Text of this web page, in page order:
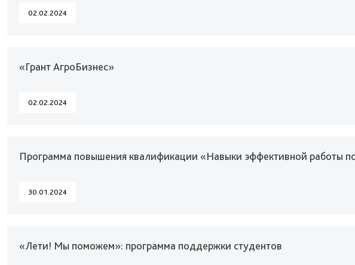
02.02.2024
«Грант АгроБизнес»
02.02.2024
Программа повышения квалификации «Навыки эффективной работы
30.01.2024
«Лети! Мы поможем»: программа поддержки студентов